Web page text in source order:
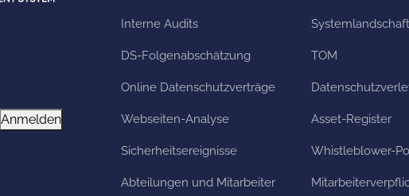
Anmelden
Interne Audits Systemlandschaft
DS-Folgenabschätzung TOM
Online Datenschutzverträge
Webseiten-Analyse Asset-Register
Sicherheitsereignisse Whistleblower-
Abteilungen und Mitarbeiter